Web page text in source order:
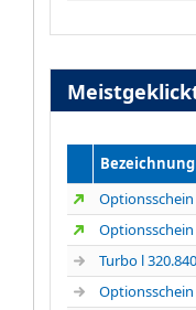
Bezeichnung
Optionsschein
Optionsschein
Turbo l
Optionsschein